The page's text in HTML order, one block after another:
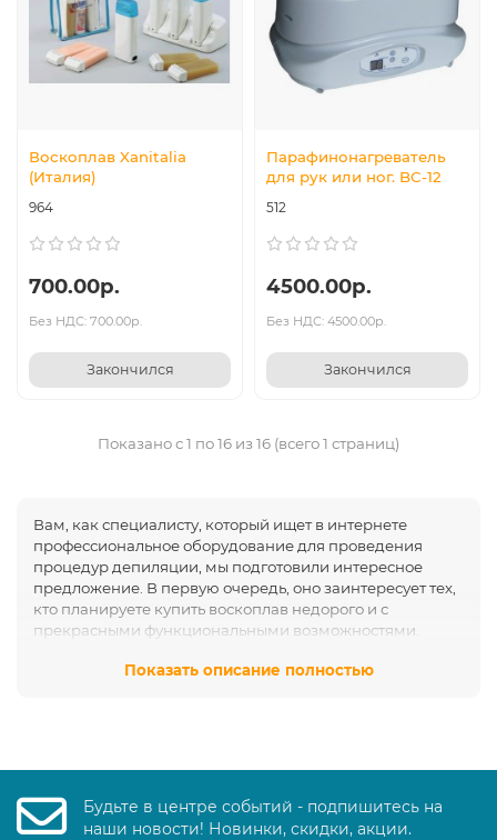
Воскоплав Xanitalia
(Италия)
964
700.00р.
Без НДС: 700.00р.
Закончился
Парафинонагреватель
для рук или ног. BC-12
512
4500.00р.
Без НДС: 4500.00р.
Закончился
Показано с 1 по 16 из 16 (всего 1 страниц)
Вам, как специалисту, который ищет в интернете
профессиональное оборудование для проведения
процедур депиляции, мы подготовили интересное
предложение. В первую очередь, оно заинтересует тех,
кто планируете купить воскоплав недорого и с
прекрасными функциональными возможностями.
представлены вашему вниманию - вы можете
Каталог содержит воскоплавы следующих типов:
баночные;
Показать описание полностью
Будьте в центре событий - подпишитесь на
наши новости! Новинки, скидки, акции.